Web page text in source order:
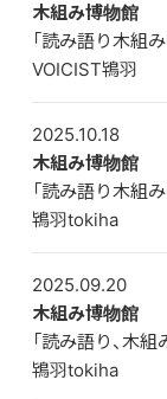
木組み博物館
「読み語り木組
VOICIST鴇羽
2025.10.18
木組み博物館
「読み語り木組
鴇羽tokiha
2025.09.20
木組み博物館
「読み語り、木
鴇羽tokiha